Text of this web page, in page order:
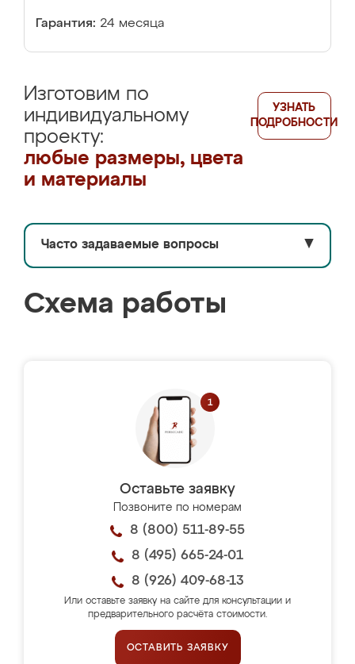
Гарантия: 24 месяца
Изготовим по
индивидуальному
проекту:
любые размеры, цвета
и материалы
УЗНАТЬ
ПОДРОБНОСТИ
Часто задаваемые вопросы ▼
Схема работы
Оставьте заявку
Позвоните по номерам
8 (800) 511-89-55
8 (495) 665-24-01
8 (926) 409-68-13
Или оставьте заявку на сайте для консультации и
предварительного расчёта стоимости.
ОСТАВИТЬ ЗАЯВКУ